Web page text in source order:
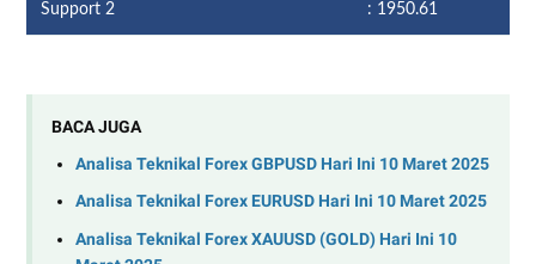
Support 2 : 1950.61
BACA JUGA
Analisa Teknikal Forex GBPUSD Hari Ini 10 Maret 2025
Analisa Teknikal Forex EURUSD Hari Ini 10 Maret 2025
Analisa Teknikal Forex XAUUSD (GOLD) Hari Ini 10